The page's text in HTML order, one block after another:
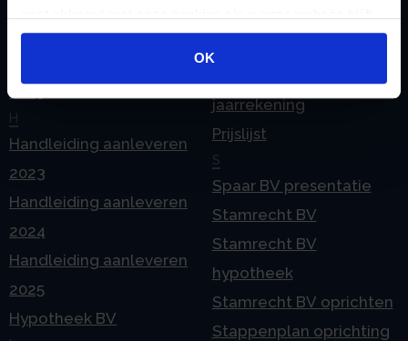
gebruiken.
OK
Geleidebiljet jaarstukken
2024
Geleidebiljet jaarstukken
H
Handleiding aanleveren
2023
Handleiding aanleveren
2024
Handleiding aanleveren
2025
Hypotheek BV
Pensioen BV en
jaarrekening
Prijslijst
S
Spaar BV presentatie
Stamrecht BV
Stamrecht BV
hypotheek
Stamrecht BV oprichten
Stappenplan oprichting